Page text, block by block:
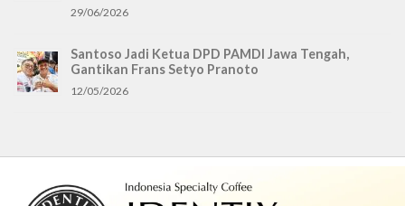
29/06/2026
Santoso Jadi Ketua DPD PAMDI Jawa Tengah,
Gantikan Frans Setyo Pranoto
12/05/2026